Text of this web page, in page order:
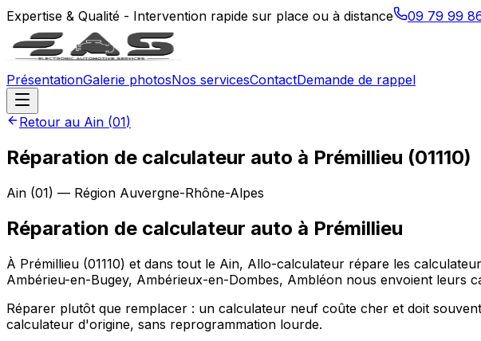
Expertise & Qualité - Intervention rapide sur place ou à distance 09 79 99
PrésentationGalerie photosNos servicesContactDemande de rappel
Retour au Ain (01)
Réparation de calculateur auto à Prémillieu (01110)
Ain (01) — Région Auvergne-Rhône-Alpes
Réparation de calculateur auto à Prémillieu
À Prémillieu (01110) et dans tout le Ain, Allo-calculateur répare les
Ambérieu-en-Bugey, Ambérieux-en-Dombes, Ambléon nous envoient leurs
Réparer plutôt que remplacer : un calculateur neuf coûte cher et doit
calculateur d'origine, sans reprogrammation lourde.